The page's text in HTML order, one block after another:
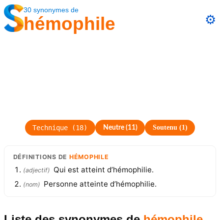
30synonymes de
hémophile ⚙️
Technique (18) Neutre(11) Soutenu(1)
DÉFINITIONS DE HÉMOPHILE
(adjectif) Qui est atteint d’hémophilie.
(nom) Personne atteinte d’hémophilie.